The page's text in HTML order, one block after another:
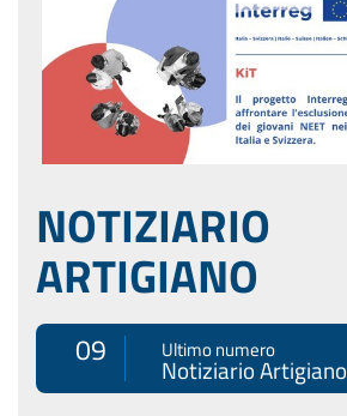
NOTIZIARIO
ARTIGIANO
09 Ultimo numero
Notiziario Artigiano